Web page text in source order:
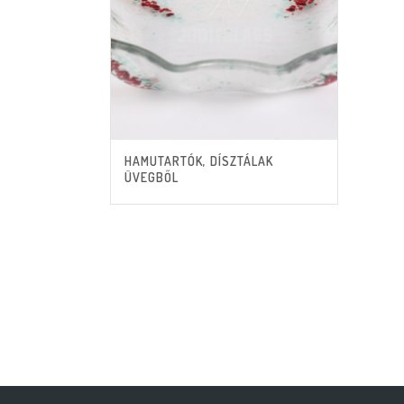
HAMUTARTÓK, DÍSZTÁLAK
ÜVEGBŐL